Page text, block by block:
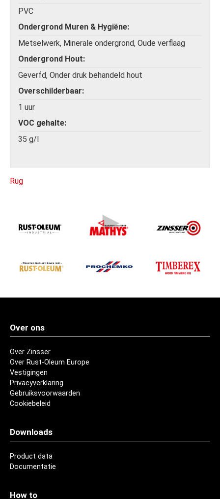
PVC
Ondergrond Muren & Hygiëne
Metselwerk, Minerale ondergrond, Oude verflaag
Ondergrond Hout
Geverfd, Onder druk behandeld hout
Overschilderbaar
1 uur
VOC gehalte
35 g/l
Rug
Over ons
Over Zinsser
Over Rust-Oleum Europe
Vestigingen
Privacyverklaring
Gebruiksvoorwaarden
Cookiebeleid
Downloads
Product data
Documentatie
How to